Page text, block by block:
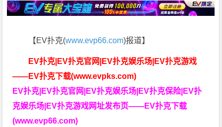
【EV扑克(www.evp66.com)报道】
EV扑克|EV扑克官网|EV扑克娱乐场|EV扑克游戏
——EV扑克下载(www.evpks.com)
EV扑克|EV扑克官网|EV扑克娱乐场|EV扑克保险|EV扑
克娱乐场|EV扑克游戏网址发布页——EV扑克下载
(www.evp66.com)